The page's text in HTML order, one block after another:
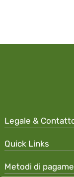
Legale &
Quick Links
Metodi di